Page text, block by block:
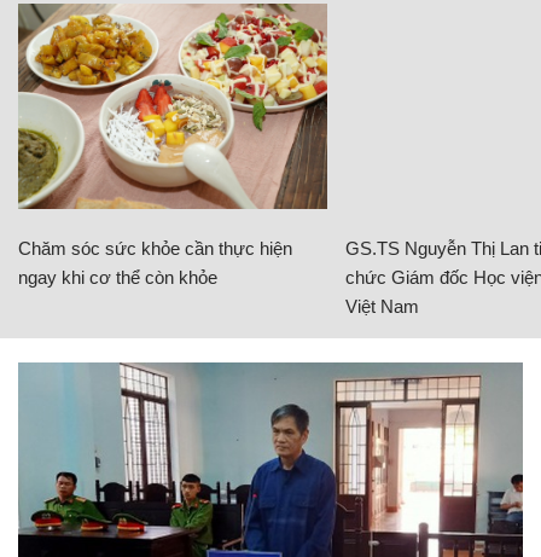
Chăm sóc sức khỏe cần thực hiện
ngay khi cơ thể còn khỏe
GS.TS Nguyễn Thị Lan
chức Giám đốc Học
Việt Nam